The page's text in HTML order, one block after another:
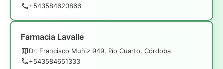
+543584620866
Farmacia Lavalle
Dr. Francisco Muñiz 949, Río Cuarto, Córdoba
+543584651333